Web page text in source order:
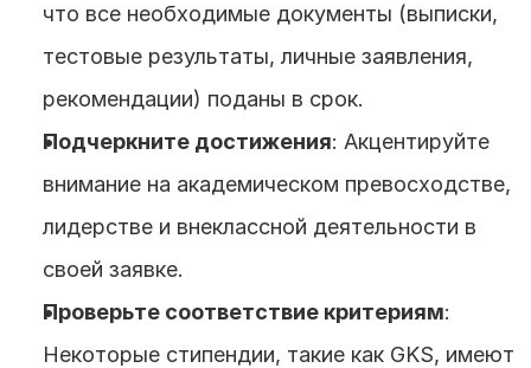
что все необходимые документы (выписки,
тестовые результаты, личные заявления,
рекомендации) поданы в срок.
Подчеркните достижения: Акцентируйте
внимание на академическом превосходстве,
лидерстве и внеклассной деятельности в
своей заявке.
Проверьте соответствие критериям:
Некоторые стипендии, такие как GKS, имеют